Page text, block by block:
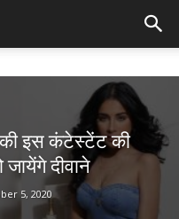
इस कंटेस्टेंट की
दीवाने
5, 2020